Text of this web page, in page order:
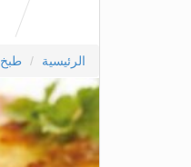
الرئيسية طبخ